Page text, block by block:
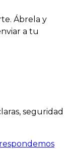
Ábrela y
a tu
seguridad